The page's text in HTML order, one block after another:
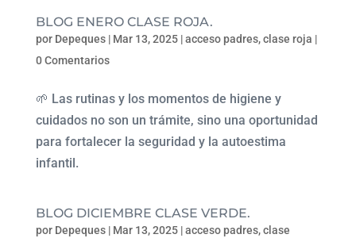
BLOG ENERO CLASE ROJA.
por Depeques| Mar 13, 2025|acceso padres,clase roja |
0 Comentarios
🌱 Las rutinas y los momentos de higiene y
cuidados no son un trámite, sino una oportunidad
para fortalecer la seguridad y la autoestima
infantil.
BLOG DICIEMBRE CLASE VERDE.
por Depeques| Mar 13, 2025|acceso padres,clase